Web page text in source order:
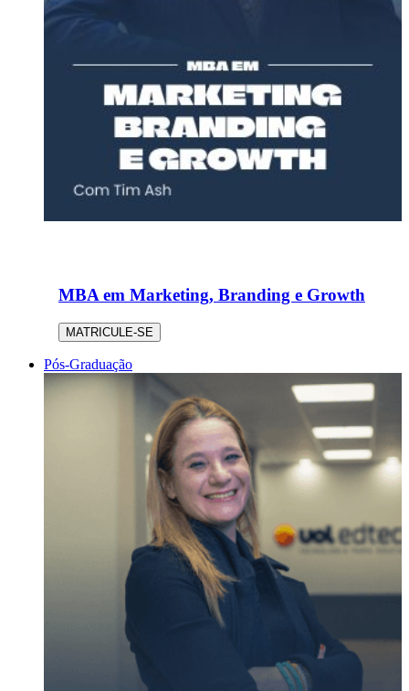
MBA em Marketing, Branding e Growth
MATRICULE-SE
Pós-Graduação